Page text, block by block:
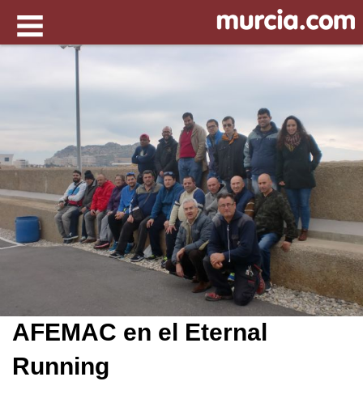
AFEMAC en el Eternal
Running